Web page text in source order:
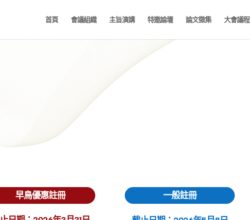
首頁 會議組織 主旨演講 特邀論壇 論文徵集 大會議程
早鳥優惠註冊 一般註冊